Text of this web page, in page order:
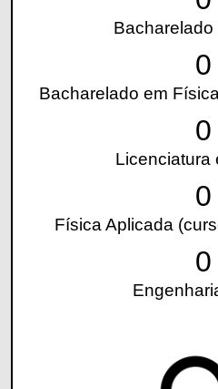
0
Bacharelado em
0
Licenciatura
0
Física Aplicada
0